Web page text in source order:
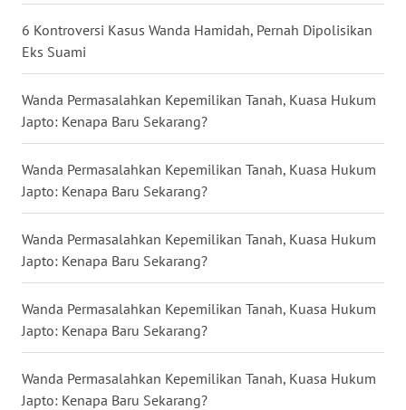
6 Kontroversi Kasus Wanda Hamidah, Pernah Dipolisikan
Eks Suami
Wanda Permasalahkan Kepemilikan Tanah, Kuasa Hukum
Japto: Kenapa Baru Sekarang?
Wanda Permasalahkan Kepemilikan Tanah, Kuasa Hukum
Japto: Kenapa Baru Sekarang?
Wanda Permasalahkan Kepemilikan Tanah, Kuasa Hukum
Japto: Kenapa Baru Sekarang?
Wanda Permasalahkan Kepemilikan Tanah, Kuasa Hukum
Japto: Kenapa Baru Sekarang?
Wanda Permasalahkan Kepemilikan Tanah, Kuasa Hukum
Japto: Kenapa Baru Sekarang?
WN
KALTENG
WN
KALTARA
WN
KALSEL
WN
SULSEL
GORONTALO